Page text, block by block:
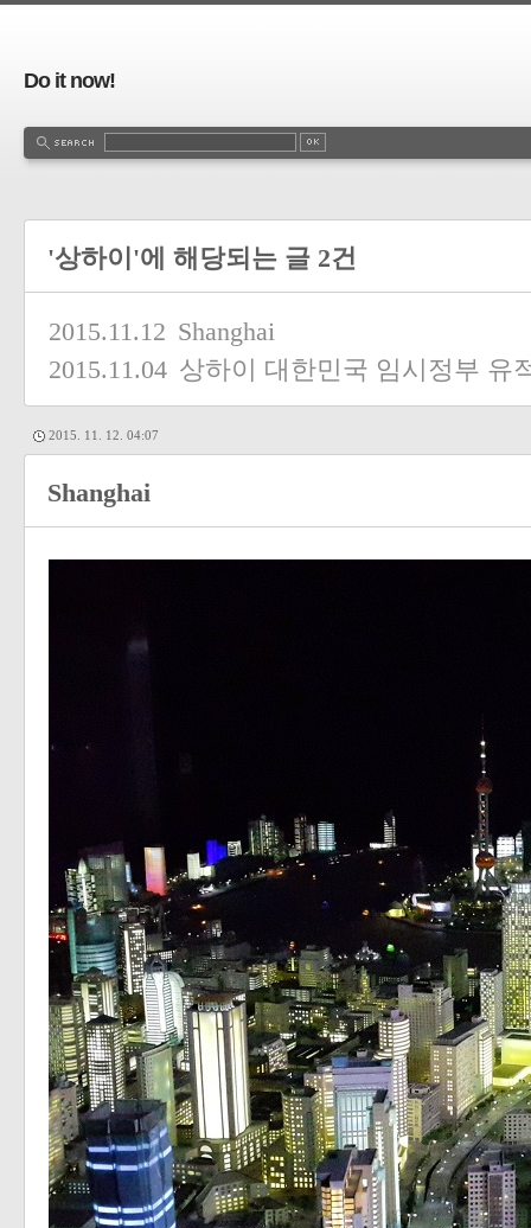
Do it now!
'상하이'에 해당되는 글 2건
2015.11.12 Shanghai
2015.11.04 상하이 대한민국 임시정부 유
2015. 11. 12. 04:07
Shanghai
« »